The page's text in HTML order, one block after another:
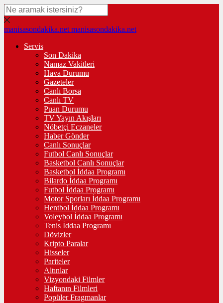
manisasondakika.net manisasondakika.net
Servis
Son Dakika
Namaz Vakitleri
Hava Durumu
Gazeteler
Canlı Borsa
Canlı TV
Puan Durumu
TV Yayın Akışları
Nöbetçi Eczaneler
Haber Gönder
Canlı Sonuçlar
Futbol Canlı Sonuçlar
Basketbol Canlı Sonuçlar
Basketbol İddaa Programı
Bilardo İddaa Programı
Futbol İddaa Programı
Motor Sporları İddaa Programı
Hentbol İddaa Programı
Voleybol İddaa Programı
Tenis İddaa Programı
Dövizler
Kripto Paralar
Hisseler
Pariteler
Altınlar
Vizyondaki Filmler
Haftanın Filmleri
Popüler Fragmanlar